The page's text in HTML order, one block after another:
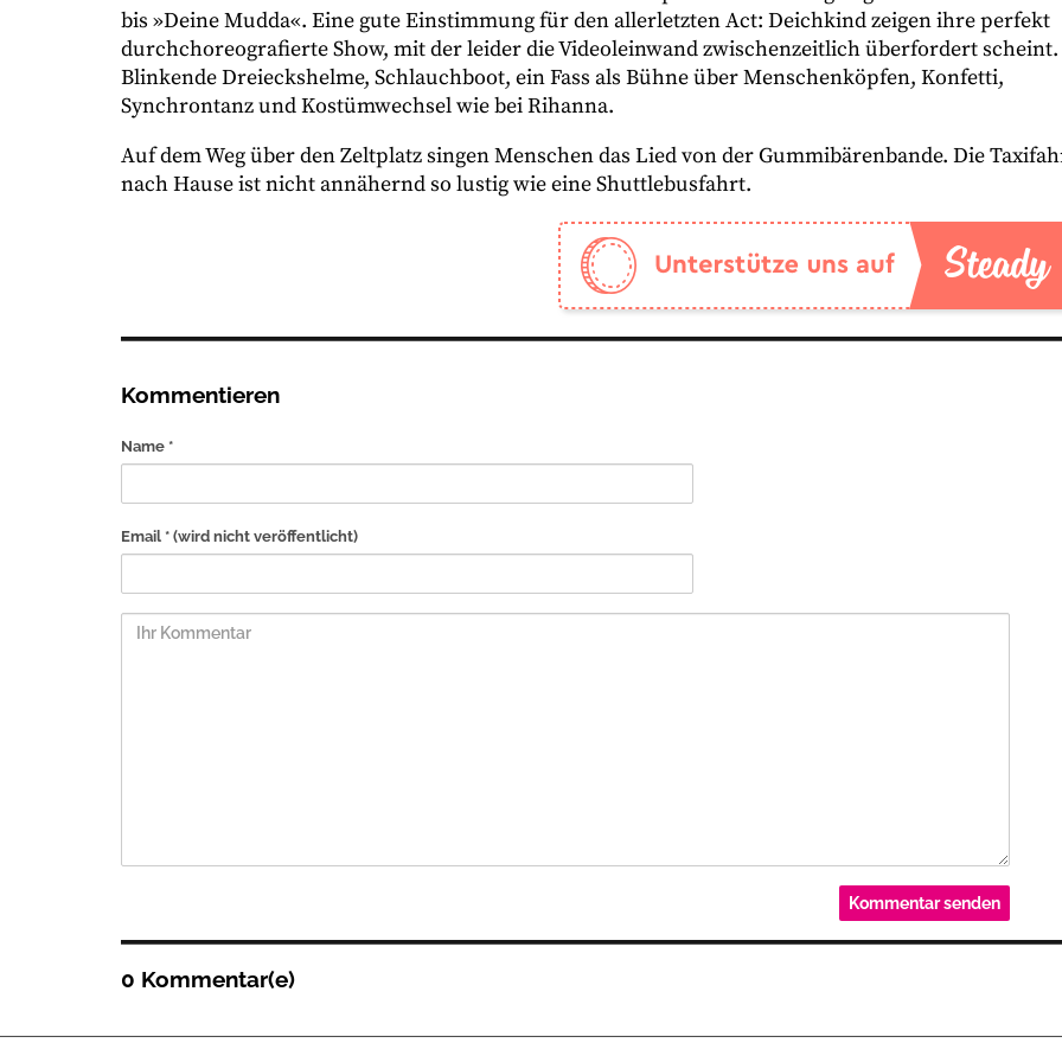
bis »Deine Mudda«. Eine gute Einstimmung für den allerletzten Act: Deichkind zeigen ihre perfekt
durchchoreografierte Show, mit der leider die Videoleinwand zwischenzeitlich überfordert scheint.
Blinkende Dreieckshelme, Schlauchboot, ein Fass als Bühne über Menschenköpfen, Konfetti,
Synchrontanz und Kostümwechsel wie bei Rihanna.
Auf dem Weg über den Zeltplatz singen Menschen das Lied von der Gummibärenbande. Die
nach Hause ist nicht annähernd so lustig wie eine Shuttlebusfahrt.
Kommentieren
Name *
Email * (wird nicht veröffentlicht)
0 Kommentar(e)